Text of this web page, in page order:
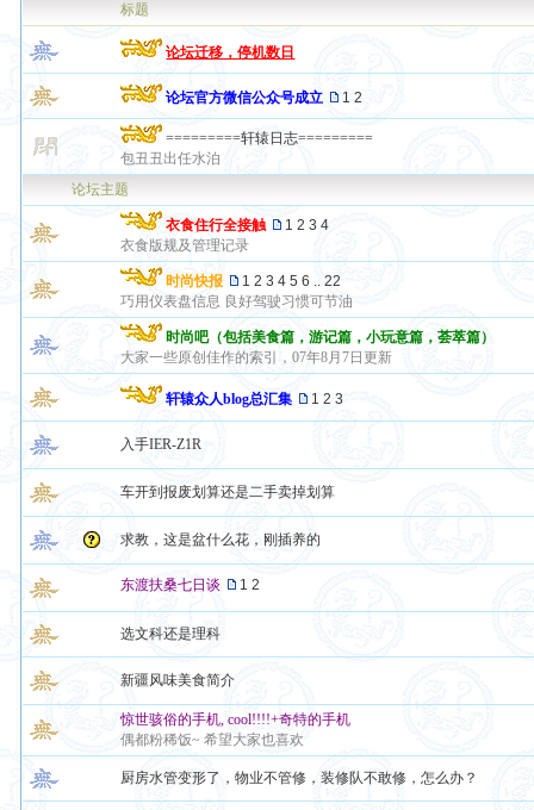
标题
论坛迁移，停机数日
论坛官方微信公众号成立 1 2
=========轩辕日志=========
包丑丑出任水泊
论坛主题
衣食住行全接触 1 2 3 4
衣食版规及管理记录
时尚快报 1 2 3 4 5 6 ..22
巧用仪表盘信息 良好驾驶习惯可节油
时尚吧（包括美食篇，游记篇，小玩意篇，荟萃篇）
大家一些原创佳作的索引，07年8月7日更新
轩辕众人blog总汇集 1 2 3
入手IER-Z1R
车开到报废划算还是二手卖掉划算
求教，这是盆什么花，刚插养的
东渡扶桑七日谈 1 2
选文科还是理科
新疆风味美食简介
惊世骇俗的手机, cool!!!!+奇特的手机
偶都粉稀饭~ 希望大家也喜欢
厨房水管变形了，物业不管修，装修队不敢修，怎么办？